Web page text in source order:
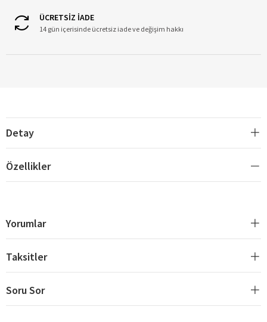
ÜCRETSİZ İADE
14 gün içerisinde ücretsiz iade ve değişim hakkı
Detay
Özellikler
Yorumlar
Taksitler
Soru Sor